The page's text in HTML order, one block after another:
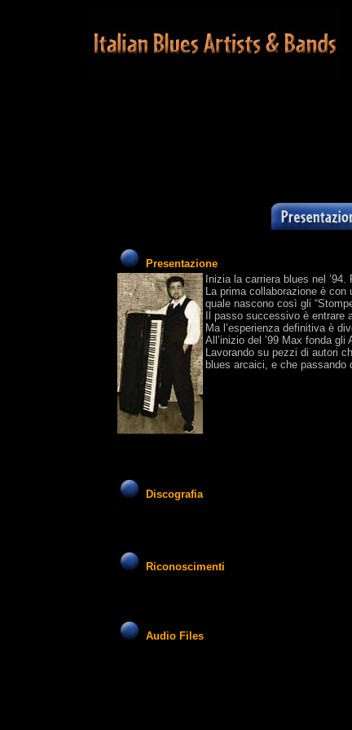
Presentazione
Inizia la carriera blues nel
La prima collaborazione è
quale nascono così gli
Il passo successivo è entrare
Ma l’esperienza definitiva è
All’inizio del ’99 Max fonda
Lavorando su pezzi di autori
blues arcaici, e che passando
Discografia
Riconoscimenti
Audio Files